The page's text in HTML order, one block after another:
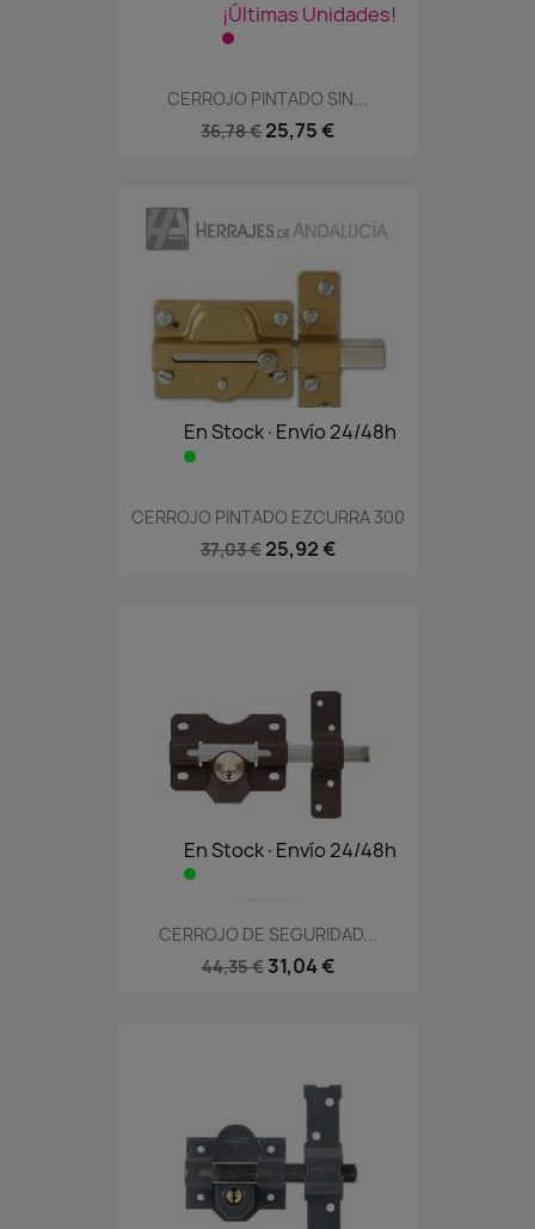
¡Últimas Unidades!
CERROJO PINTADO SIN...
36,78 € 25,75 €
En Stock·Envío 24/48h
CERROJO PINTADO EZCURRA 300
37,03 € 25,92 €
En Stock·Envío 24/48h
CERROJO DE SEGURIDAD...
44,35 € 31,04 €